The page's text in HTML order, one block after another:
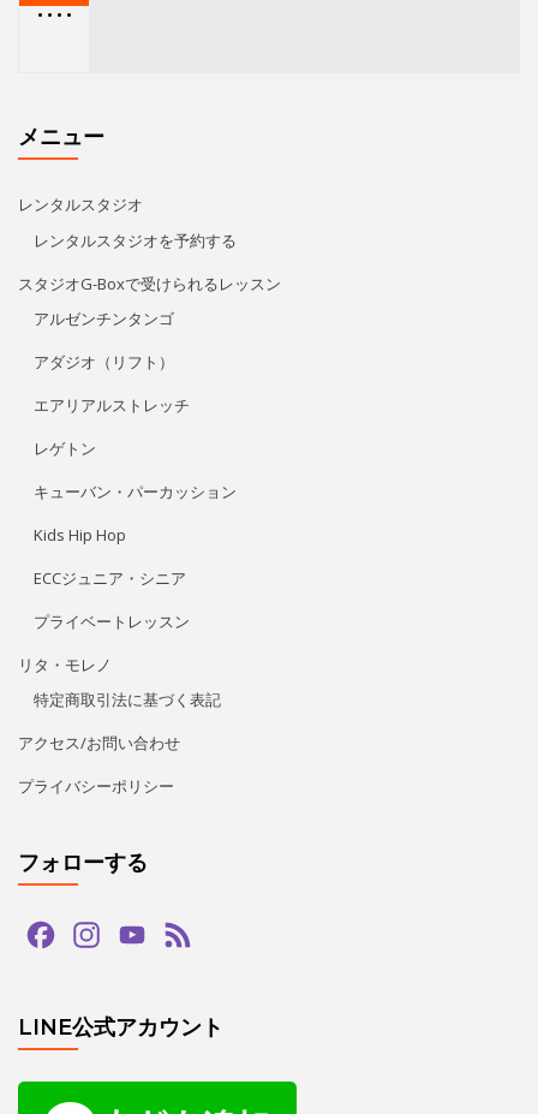
• • • •
メニュー
レンタルスタジオ
レンタルスタジオを予約する
スタジオG-Boxで受けられるレッスン
アルゼンチンタンゴ
アダジオ（リフト）
エアリアルストレッチ
レゲトン
キューバン・パーカッション
Kids Hip Hop
ECCジュニア・シニア
プライベートレッスン
リタ・モレノ
特定商取引法に基づく表記
アクセス/お問い合わせ
プライバシーポリシー
フォローする
FacebookInstagramYouTube
LINE公式アカウント